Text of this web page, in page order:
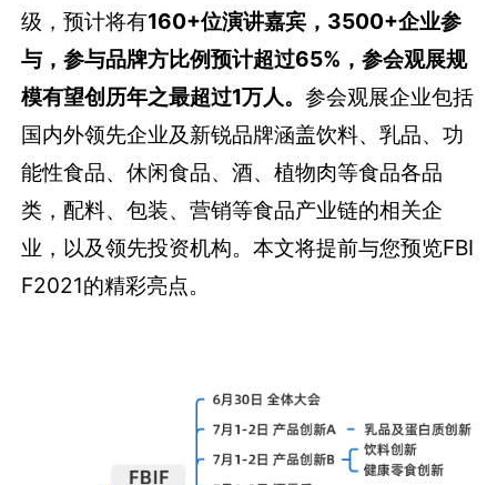
级，预计将有160+位演讲嘉宾，3500+企业参
与，参与品牌方比例预计超过65% ，参会观展规
模有望创历年之最超过1万人。参会观展企业包括
国内外领先企业及新锐品牌涵盖饮料、乳品、功
能性食品、休闲食品、酒、植物肉等食品各品
类，配料、包装、营销等食品产业链的相关企
业，以及领先投资机构。本文将提前与您预览FBI
F2021的精彩亮点。